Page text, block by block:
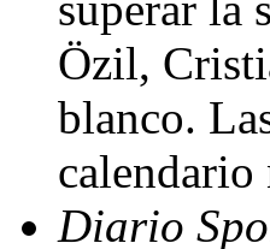
Özil,
blanco.
Diario